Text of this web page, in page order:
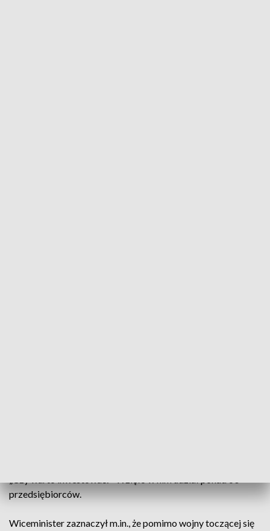
przedsiębiorców.
Wiceminister zaznaczył m.in., że pomimo wojny toczącej się